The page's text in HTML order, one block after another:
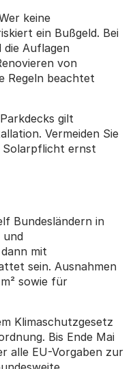
keine
ein Bußgeld. Bei
die Auflagen
von
Regeln beachtet
gilt
Vermeiden Sie
Solarpflicht ernst
Bundesländern in
und
mit
sein. Ausnahmen
sowie für
Klimaschutzgesetz
Bis Ende Mai
alle EU-Vorgaben zur